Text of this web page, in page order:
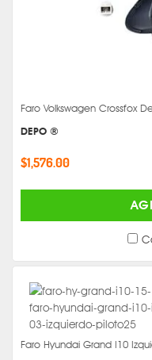
Faro Volkswagen Crossfox
DEPO ®
$1,576.00
Faro Hyundai Grand I10